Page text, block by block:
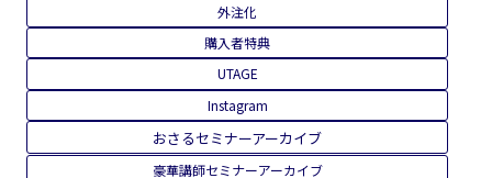
外注化
購入者特典
UTAGE
Instagram
おさるセミナーアーカイブ
豪華講師セミナーアーカイブ